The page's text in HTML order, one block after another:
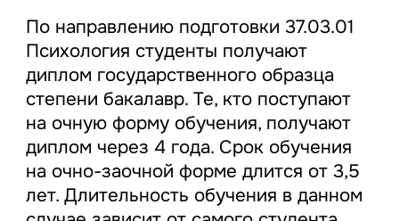
По направлению подготовки 37.03.01
Психология студенты получают
диплом государственного образца
степени бакалавр. Те, кто поступают
на очную форму обучения, получают
диплом через 4 года. Срок обучения
на очно-заочной форме длится от 3,5
лет. Длительность обучения в данном